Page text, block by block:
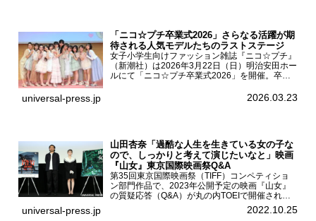
「ニコ☆プチ卒業式2026」さらなる活躍が期
待される人気モデルたちのラストステージ
女子小学生向けファッション雑誌『ニコ☆プチ』
（新潮社）は2026年3月22日（日）明治安田ホー
ルにて「ニコ☆プチ卒業式2026」を開催。卒業
ん、末永ひなた、高梨琴乃、土井ありさ、藤田蒼
universal-press.jp 2026.03.23
山田杏奈「過酷な人生を生きている女の子な
ので、しっかりと考えて演じたいなと」映画
『山女』東京国際映画祭Q&A
第35回東京国際映画祭（TIFF）コンペティショ
ン部門作品で、2023年公開予定の映画『山女』
の質疑応答（Q&A）が丸の内TOEIで開催され、
主演を務めた女優の山田杏奈、監督の福永壮志が
登壇。本作について語った。映画『山女』第35
universal-press.jp 2022.10.25